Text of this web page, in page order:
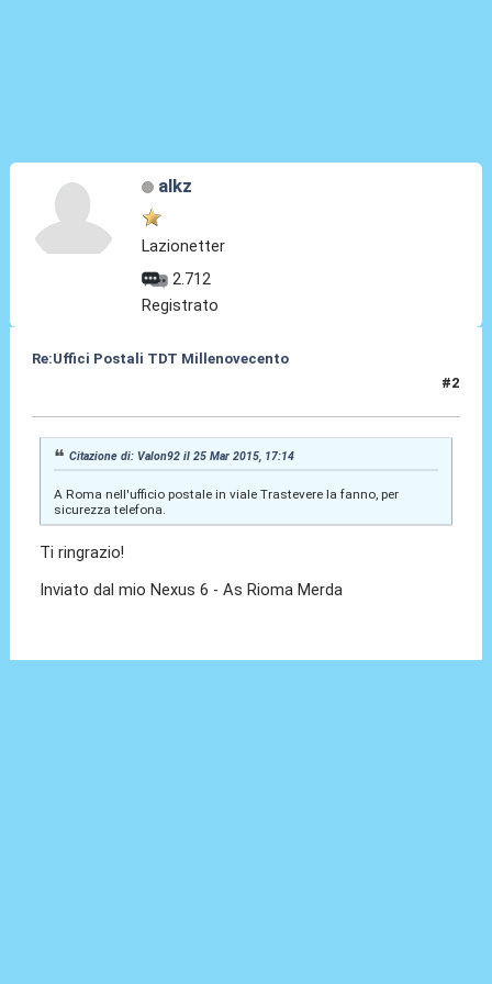
alkz
Lazionetter
2.712
Registrato
Re:Uffici Postali TDT Millenovecento
#2
Citazione di: Valon92 il 25 Mar 2015, 17:14
A Roma nell'ufficio postale in viale Trastevere la fanno, per
sicurezza telefona.
Ti ringrazio!
Inviato dal mio Nexus 6 - As Rioma Merda